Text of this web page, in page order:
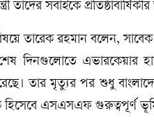
সবাইকে
রহমান বলেন, সাবেক
দিনগুলোতে এভারকেয়ার
তার মৃত্যুর পর শুধু
হিসেবে এসএসএফ গুরুত্বপূর্ণ